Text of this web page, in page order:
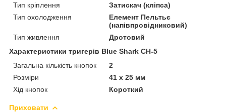
Тип кріплення
Затискач (кліпса)
Тип охолодження
Елемент Пельтьє
(напівпровідниковий)
Тип живлення
Дротовий
Характеристики тригерів Blue Shark CH-5
Загальна кількість кнопок
2
Розміри
41 х 25 мм
Хід кнопок
Короткий
Приховати